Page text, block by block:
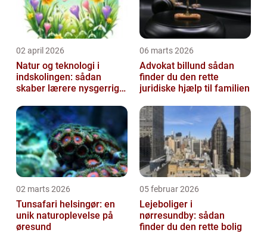
02 april 2026
Natur og teknologi i
indskolingen: sådan
skaber lærere nysgerrige
06 marts 2026
Advokat billund sådan
finder du den rette
juridiske hjælp til familien
02 marts 2026
Tunsafari helsingør: en
unik naturoplevelse på
øresund
05 februar 2026
Lejeboliger i
nørresundby: sådan
finder du den rette bolig